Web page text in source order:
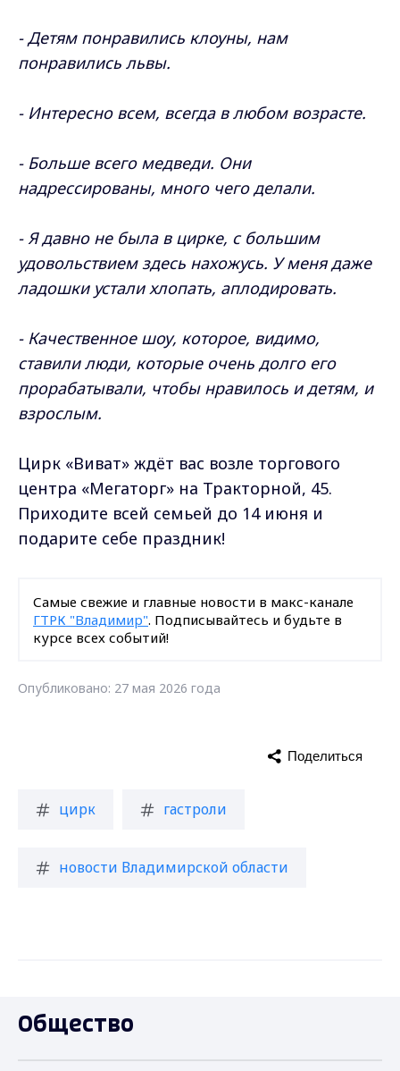
- Детям понравились клоуны, нам
понравились львы.
- Интересно всем, всегда в любом возрасте.
- Больше всего медведи. Они
надрессированы, много чего делали.
- Я давно не была в цирке, с большим
удовольствием здесь нахожусь. У меня даже
ладошки устали хлопать, аплодировать.
- Качественное шоу, которое, видимо,
ставили люди, которые очень долго его
прорабатывали, чтобы нравилось и детям, и
взрослым.
Цирк «Виват» ждёт вас возле торгового
центра «Мегаторг» на Тракторной, 45.
Приходите всей семьей до 14 июня и
подарите себе праздник!
Самые свежие и главные новости в макс-канале
ГТРК "Владимир". Подписывайтесь и будьте в
курсе всех событий!
Опубликовано: 27 мая 2026 года
цирк гастроли
новости Владимирской области
Поделиться
Общество